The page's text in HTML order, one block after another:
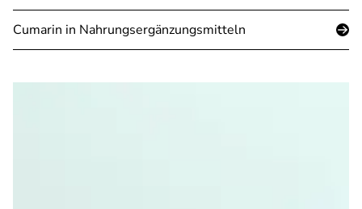
Cumarin in Nahrungsergänzungsmitteln